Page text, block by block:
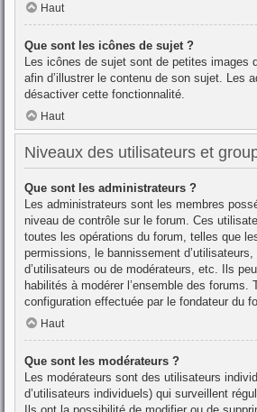
Haut
Que sont les icônes de sujet ?
Les icônes de sujet sont de petites images
afin d’illustrer le contenu de son sujet. Les
désactiver cette fonctionnalité.
Haut
Niveaux des utilisateurs et
Que sont les administrateurs ?
Les administrateurs sont les membres
niveau de contrôle sur le forum. Ces
toutes les opérations du forum, telles que
permissions, le bannissement
d’utilisateurs ou de modérateurs, etc. Ils
habilités à modérer l’ensemble des forums.
configuration effectuée par le fondateur du
Haut
Que sont les modérateurs ?
Les modérateurs sont des utilisateurs
d’utilisateurs individuels) qui surveillent